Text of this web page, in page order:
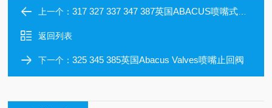
上一个：317 327 337 347 387英国ABACUS喷嘴式止回阀
返回列表
下一个：325 345 385英国Abacus Valves喷嘴止回阀